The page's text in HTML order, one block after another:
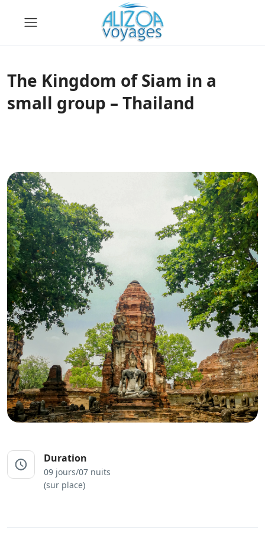
The Kingdom of Siam in a
small group – Thailand
Duration
09 jours/07 nuits
(sur place)